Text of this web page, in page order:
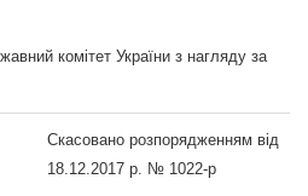
комітет України з нагляду за
Скасовано розпорядженням від
18.12.2017 р. № 1022-р